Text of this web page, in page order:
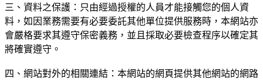
三、資料之保護：只由經過授權的人員才能接觸您的個人資
料，如因業務需要有必要委託其他單位提供服務時，本網站亦
會嚴格要求其遵守保密義務，並且採取必要檢查程序以確定其
將確實遵守。
四、網站對外的相關連結：本網站的網頁提供其他網站的網路